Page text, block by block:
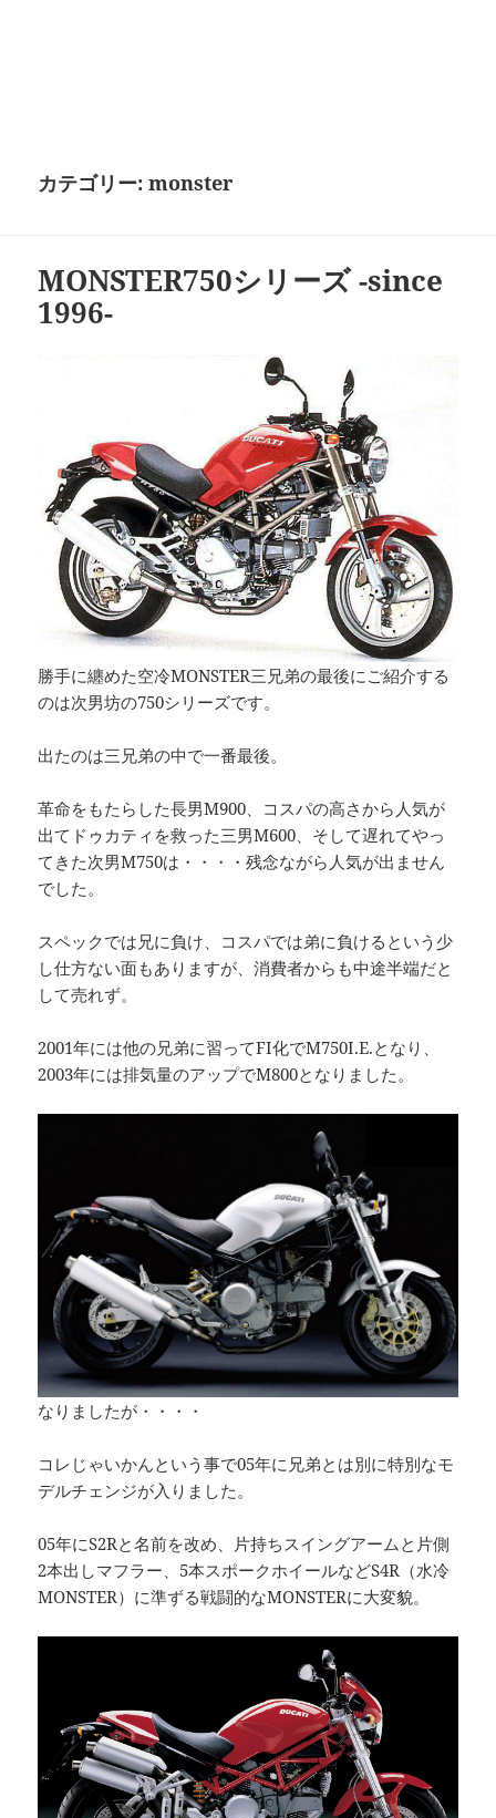
カテゴリー:monster
MONSTER750シリーズ -since
1996-
勝手に纏めた空冷MONSTER三兄弟の最後にご紹介する
のは次男坊の750シリーズです。
出たのは三兄弟の中で一番最後。
革命をもたらした長男M900、コスパの高さから人気が
出てドゥカティを救った三男M600、そして遅れてやっ
てきた次男M750は・・・・残念ながら人気が出ません
でした。
スペックでは兄に負け、コスパでは弟に負けるという少
し仕方ない面もありますが、消費者からも中途半端だと
して売れず。
2001年には他の兄弟に習ってFI化でM750I.E.となり、
2003年には排気量のアップでM800となりました。
なりましたが・・・・
コレじゃいかんという事で05年に兄弟とは別に特別なモ
デルチェンジが入りました。
05年にS2Rと名前を改め、片持ちスイングアームと片側
2本出しマフラー、5本スポークホイールなどS4R（水冷
MONSTER）に準ずる戦闘的なMONSTERに大変貌。